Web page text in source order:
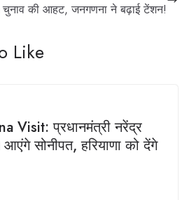
चुनाव की आहट, जनगणना ने बढ़ाई टेंशन!
Like
Visit: प्रधानमंत्री नरेंद्र
सोनीपत, हरियाणा को देंगे